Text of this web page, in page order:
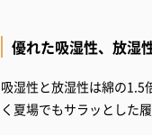
優れた吸湿性、放湿
吸湿性と放湿性は綿の1.5
く夏場でもサラッとした履